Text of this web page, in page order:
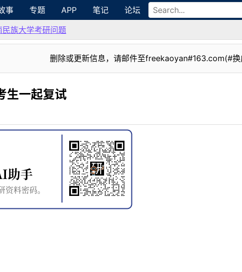
事 专题 APP 笔记 论坛
民族大学考研问题
删除或更新信息，请邮件至freekaoyan#163.com(#换
生一起复试